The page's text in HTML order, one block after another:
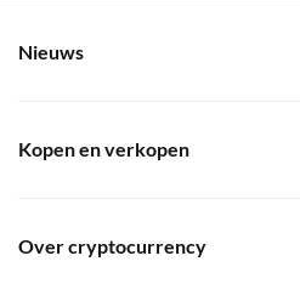
Nieuws
Kopen en verkopen
Over cryptocurrency